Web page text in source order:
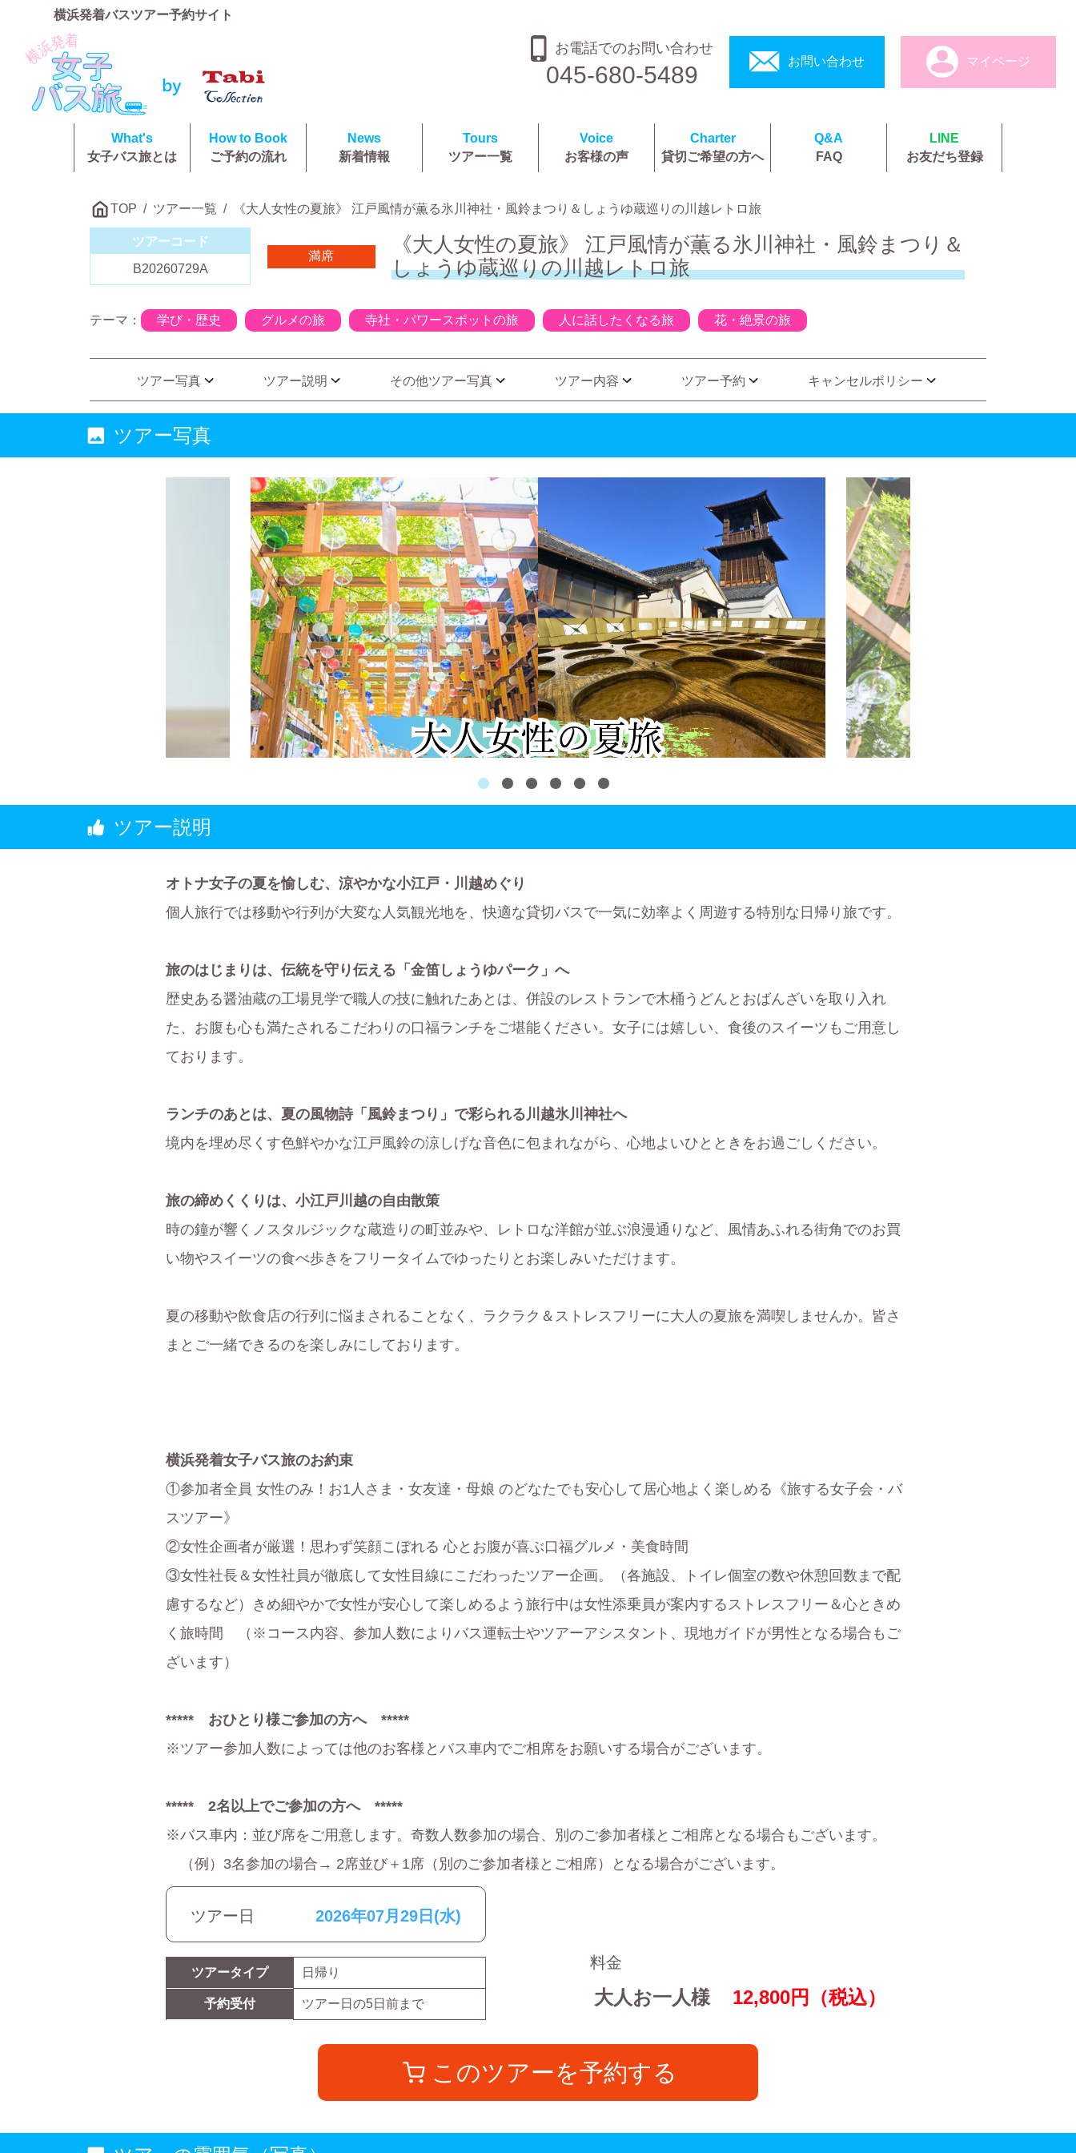
横浜発着バスツアー予約サイト
お電話でのお問い合わせ
045-680-5489 お問い合わせ マイページ
What's
女子バス旅とは
How to Book
ご予約の流れ
News
新着情報
Tours
ツアー一覧
Voice
お客様の声
Charter
貸切ご希望の方へ
Q&A
FAQ
LINE
お友だち登録
TOP ツアー一覧 《大人女性の夏旅》 江戸風情が薫る氷川神社・風鈴まつり＆しょうゆ蔵巡りの川越レトロ旅
ツアーコード
B20260729A
満席
《大人女性の夏旅》 江戸風情が薫る氷川神社・風鈴まつり＆
しょうゆ蔵巡りの川越レトロ旅
テーマ： 学び・歴史 グルメの旅 寺社・パワースポットの旅 人に話したくなる旅 花・絶景の旅
ツアー写真 ツアー説明 その他ツアー写真 ツアー内容 ツアー予約 キャンセルポリシー
ツアー写真
ツアー説明
オトナ女子の夏を愉しむ、涼やかな小江戸・川越めぐり
個人旅行では移動や行列が大変な人気観光地を、快適な貸切バスで一気に効率よく周遊する特別な日帰り旅です。
旅のはじまりは、伝統を守り伝える「金笛しょうゆパーク」へ
歴史ある醤油蔵の工場見学で職人の技に触れたあとは、併設のレストランで木桶うどんとおばんざいを取り入れ
た、お腹も心も満たされるこだわりの口福ランチをご堪能ください。女子には嬉しい、食後のスイーツもご用意し
ております。
ランチのあとは、夏の風物詩「風鈴まつり」で彩られる川越氷川神社へ
境内を埋め尽くす色鮮やかな江戸風鈴の涼しげな音色に包まれながら、心地よいひとときをお過ごしください。
旅の締めくくりは、小江戸川越の自由散策
時の鐘が響くノスタルジックな蔵造りの町並みや、レトロな洋館が並ぶ浪漫通りなど、風情あふれる街角でのお買
い物やスイーツの食べ歩きをフリータイムでゆったりとお楽しみいただけます。
夏の移動や飲食店の行列に悩まされることなく、ラクラク＆ストレスフリーに大人の夏旅を満喫しませんか。皆さ
まとご一緒できるのを楽しみにしております。
横浜発着女子バス旅のお約束
①参加者全員 女性のみ！お1人さま・女友達・母娘 のどなたでも安心して居心地よく楽しめる《旅する女子会・バ
スツアー》
②女性企画者が厳選！思わず笑顔こぼれる 心とお腹が喜ぶ口福グルメ・美食時間
③女性社長＆女性社員が徹底して女性目線にこだわったツアー企画。（各施設、トイレ個室の数や休憩回数まで配
慮するなど）きめ細やかで女性が安心して楽しめるよう旅行中は女性添乗員が案内するストレスフリー＆心ときめ
く旅時間 （※コース内容、参加人数によりバス運転士やツアーアシスタント、現地ガイドが男性となる場合もご
ざいます）
***** おひとり様ご参加の方へ *****
※ツアー参加人数によっては他のお客様とバス車内でご相席をお願いする場合がございます。
***** 2名以上でご参加の方へ *****
※バス車内：並び席をご用意します。奇数人数参加の場合、別のご参加者様とご相席となる場合もございます。
（例）3名参加の場合→ 2席並び＋1席（別のご参加者様とご相席）となる場合がございます。
ツアー日 2026年07月29日(水)
ツアータイプ 日帰り
予約受付 ツアー日の5日前まで
料金
大人お一人様 12,800円（税込）
このツアーを予約する